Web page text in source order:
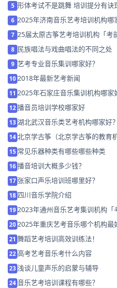
5 形体考试不是跳舞 培训提分有诀
6 2025年济南音乐艺考培训机构哪
7 25届太原古筝艺考培训机构「考
8 民族唱法与戏曲唱法的不同之处
9 艺考专业音乐集训哪家好？
102018年最新艺考新闻
11 2025年石家庄音乐集训机构哪家
12播音员培训学校哪家好
13湖北武汉音乐类艺考机构哪家好？
14北京学古筝（北京学古筝的教育机
15 常见乐器种类有哪些哪些种类
16播音培训大概多少钱？
17 张家口声乐培训班哪里好？
18 四川音乐学院介绍
192023年通州音乐艺考集训机构「
202025年重庆艺考音乐哪个机构最
21 舞蹈艺考培训高效训练法！
22高考艺考音乐考什么内容
23浅谈儿童声乐的启蒙与辅导
24音乐艺考培训课程有哪些？